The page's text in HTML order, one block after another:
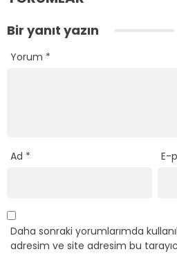
Bir yanıt yazın
Yorum *
Ad * E-
Daha sonraki yorumlarımda
adresim ve site adresim bu